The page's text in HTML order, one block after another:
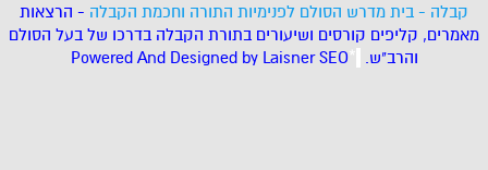
קבלה - בית מדרש הסולם לפנימיות התורה וחכמת הקבלה - הרצאות
מאמרים, קליפים קורסים ושיעורים בתורת הקבלה בדרכו של בעל הסולם
והרב"ש. *
Powered And Designed by LaisnerSEO